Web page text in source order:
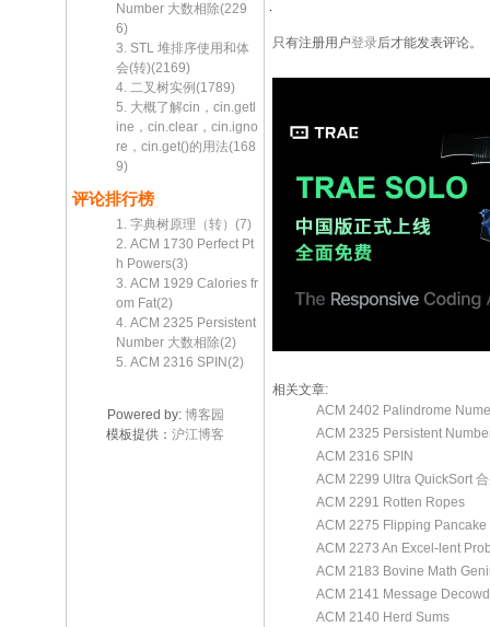
Number 大数相除(229
6)
3. STL 堆排序使用和体
会(转)(2169)
4. 二叉树实例(1789)
5. 大概了解cin，cin.getl
ine，cin.clear，cin.igno
re，cin.get()的用法(168
9)
评论排行榜
1. 字典树原理（转）(7)
2. ACM 1730 Perfect Pt
h Powers(3)
3. ACM 1929 Calories fr
om Fat(2)
4. ACM 2325 Persistent
Number 大数相除(2)
5. ACM 2316 SPIN(2)
Powered by: 博客园
模板提供： 沪江博客
只有注册用户登录后才能发表评论。
相关文章:
ACM 2402 Palindrome
ACM 2325 Persistent
ACM 2316 SPIN
ACM 2299 Ultra QuickSort
ACM 2291 Rotten Ropes
ACM 2275 Flipping
ACM 2273 An Excel-lent
ACM 2183 Bovine Math
ACM 2141 Message
ACM 2140 Herd Sums